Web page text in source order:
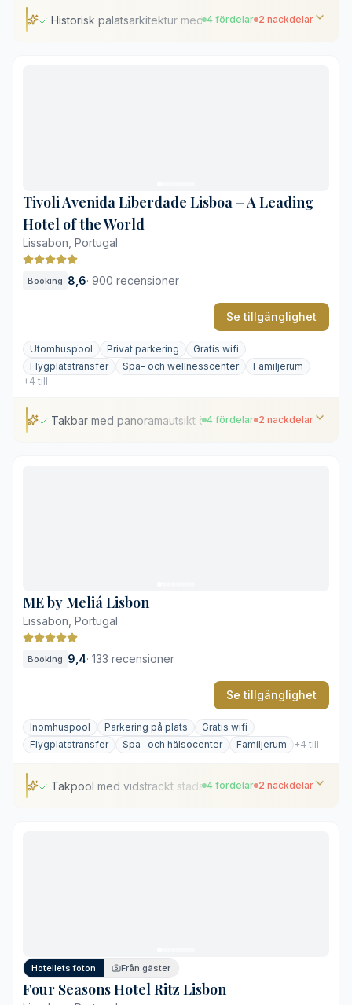
Historisk palatsarkitektur med tidstypiska detaljer
4 fördelar 2 nackdelar
Tivoli Avenida Liberdade Lisboa – A Leading
Hotel of the World
Lissabon, Portugal
Booking 8,6· 900 recensioner
Se tillgänglighet
Utomhuspool Privat parkering
Gratis wifi
Flygplatstransfer
Spa- och wellnesscenter
Familjerum
+4 till
Takbar med panoramautsikt över staden
4 fördelar 2 nackdelar
ME by Meliá Lisbon
Lissabon, Portugal
Booking 9,4· 133 recensioner
Se tillgänglighet
Inomhuspool Parkering på plats
Gratis wifi
Flygplatstransfer
Spa- och hälsocenter Familjerum +4 till
Takpool med vidsträckt stadsutsikt4 fördelar 2 nackdelar
Hotellets foton Från gäster
Four Seasons Hotel Ritz Lisbon